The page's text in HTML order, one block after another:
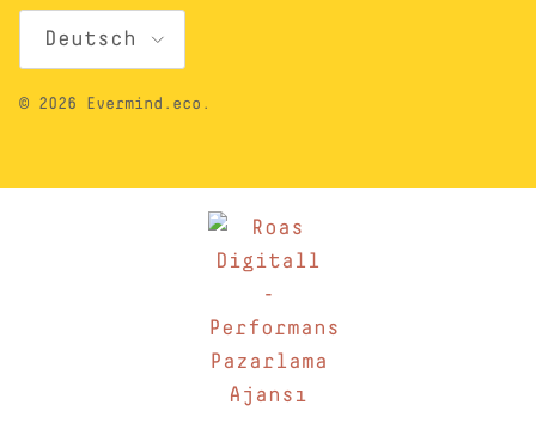
Deutsch
© 2026 Evermind.eco .